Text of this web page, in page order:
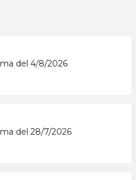
del 4/8/2026
del 28/7/2026